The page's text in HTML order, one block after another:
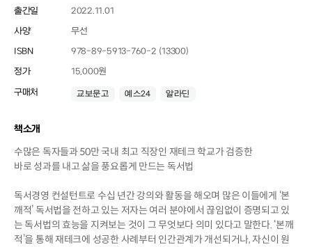
출간일 2022.11.01
사양 무선
ISBN 978-89-5913-760-2 (13300)
정가 15,000원
구매처 교보문고 예스24 알라딘
책소개
수많은 독자들과 50만 국내 최고 직장인 재테크 학교가 검증한
바로 성과를 내고 삶을 풍요롭게 만드는 독서법
독서경영 컨설턴트로 수십 년간 강의와 활동을 해오며 많은 이들에게 ‘본
깨적’ 독서법을 전하고 있는 저자는 여러 분야에서 끊임없이 증명되고 있
는 독서법의 효능을 지켜보는 것이 그 무엇보다 의미 있다고 말한다. ‘본깨
적’을 통해 재테크에 성공한 사례부터 인간관계가 개선되거나, 자신이 원